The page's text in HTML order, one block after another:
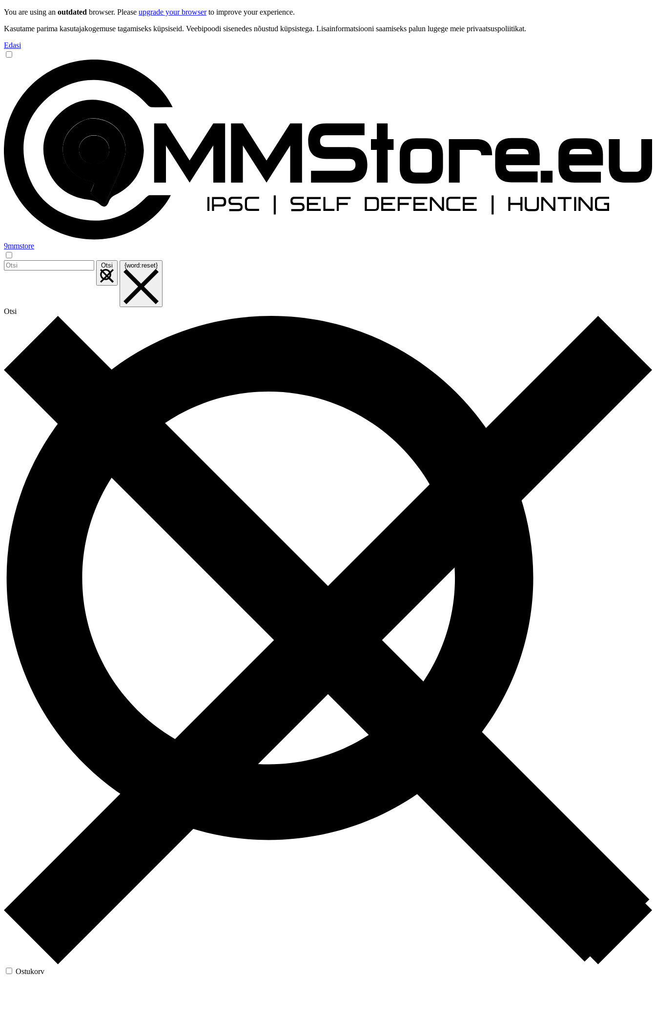
You are using an outdated browser. Please upgrade your browserto improve your experience.
Kasutame parima kasutajakogemuse tagamiseks küpsiseid. Veebipoodi sisenedes nõustud küpsistega. Lisainformatsiooni saamiseks palun lugege meie privaatsuspoliitikat.
Edasi
9mmstore
Otsi {word:reset}
Otsi
Ostukorv